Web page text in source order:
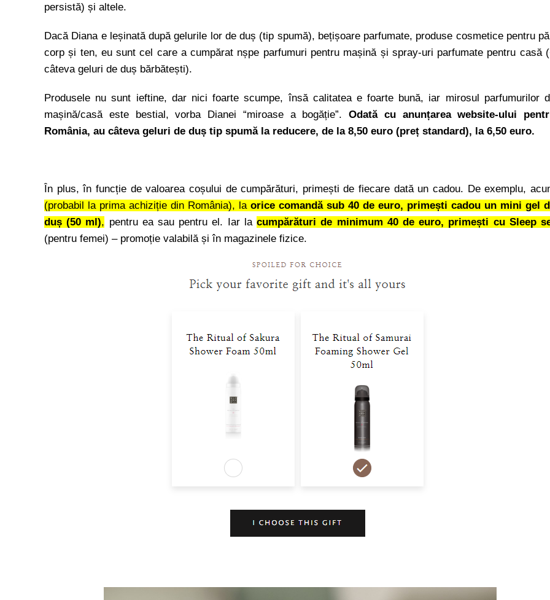
persistă) și altele.
Dacă Diana e leșinată după gelurile lor de duș (tip spumă), bețișoare parfumate, produse cosmetice pentru
corp și ten, eu sunt cel care a cumpărat nșpe parfumuri pentru mașină și spray-uri parfumate pentru casă
câteva geluri de duș bărbătești).
Produsele nu sunt ieftine, dar nici foarte scumpe, însă calitatea e foarte bună, iar mirosul parfumurilor
mașină/casă este bestial, vorba Dianei “miroase a bogăție”. Odată cu anunțarea website-ului
România, au câteva geluri de duș tip spumă la reducere, de la 8,50 euro (preț standard), la 6,50 euro.
În plus, în funcție de valoarea coșului de cumpărături, primești de fiecare dată un cadou. De exemplu,
(probabil la prima achiziție din România), la orice comandă sub 40 de euro, primești cadou un mini gel
duș (50 ml), pentru ea sau pentru el. Iar lacumpărături de minimum 40 de euro, primești cu Sleep
(pentru femei) – promoție valabilă și în magazinele fizice.